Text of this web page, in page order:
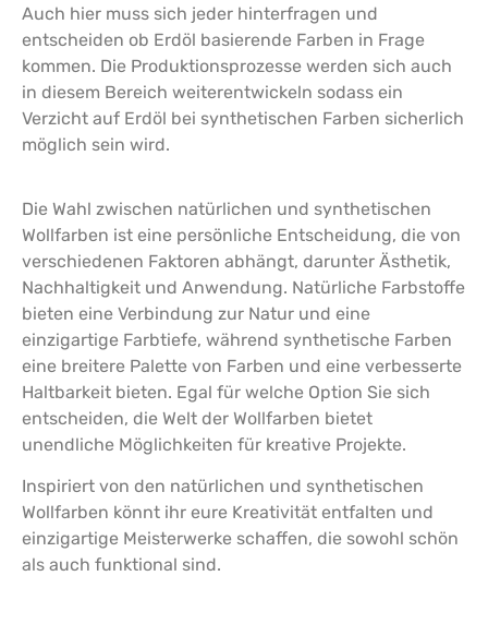
Auch hier muss sich jeder hinterfragen und
entscheiden ob Erdöl basierende Farben in Frage
kommen. Die Produktionsprozesse werden sich auch
in diesem Bereich weiterentwickeln sodass ein
Verzicht auf Erdöl bei synthetischen Farben sicherlich
möglich sein wird.
Die Wahl zwischen natürlichen und synthetischen
Wollfarben ist eine persönliche Entscheidung, die von
verschiedenen Faktoren abhängt, darunter Ästhetik,
Nachhaltigkeit und Anwendung. Natürliche Farbstoffe
bieten eine Verbindung zur Natur und eine
einzigartige Farbtiefe, während synthetische Farben
eine breitere Palette von Farben und eine verbesserte
Haltbarkeit bieten. Egal für welche Option Sie sich
entscheiden, die Welt der Wollfarben bietet
unendliche Möglichkeiten für kreative Projekte.
Inspiriert von den natürlichen und synthetischen
Wollfarben könnt ihr eure Kreativität entfalten und
einzigartige Meisterwerke schaffen, die sowohl schön
als auch funktional sind.